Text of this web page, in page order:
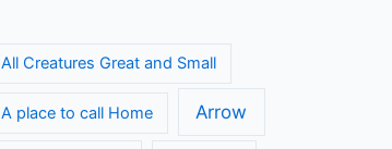
All Creatures Great and Small
A place to call Home Arrow